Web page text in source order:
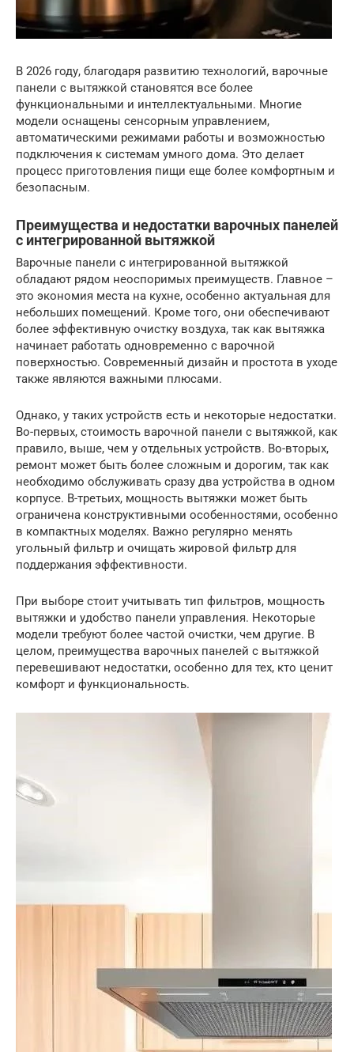
В 2026 году, благодаря развитию технологий, варочные
панели с вытяжкой становятся все более
функциональными и интеллектуальными. Многие
модели оснащены сенсорным управлением,
автоматическими режимами работы и возможностью
подключения к системам умного дома. Это делает
процесс приготовления пищи еще более комфортным и
безопасным.
Преимущества и недостатки варочных панелей
с интегрированной вытяжкой
Варочные панели с интегрированной вытяжкой
обладают рядом неоспоримых преимуществ. Главное –
это экономия места на кухне, особенно актуальная для
небольших помещений. Кроме того, они обеспечивают
более эффективную очистку воздуха, так как вытяжка
начинает работать одновременно с варочной
поверхностью. Современный дизайн и простота в уходе
также являются важными плюсами.
Однако, у таких устройств есть и некоторые недостатки.
Во-первых, стоимость варочной панели с вытяжкой, как
правило, выше, чем у отдельных устройств. Во-вторых,
ремонт может быть более сложным и дорогим, так как
необходимо обслуживать сразу два устройства в одном
корпусе. В-третьих, мощность вытяжки может быть
ограничена конструктивными особенностями, особенно
в компактных моделях. Важно регулярно менять
угольный фильтр и очищать жировой фильтр для
поддержания эффективности.
При выборе стоит учитывать тип фильтров, мощность
вытяжки и удобство панели управления. Некоторые
модели требуют более частой очистки, чем другие. В
целом, преимущества варочных панелей с вытяжкой
перевешивают недостатки, особенно для тех, кто ценит
комфорт и функциональность.